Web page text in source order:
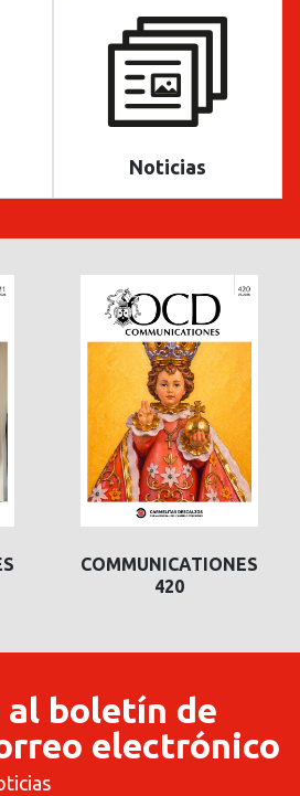
Noticias
COMMUNICATIONES
419
al boletín de
electrónico